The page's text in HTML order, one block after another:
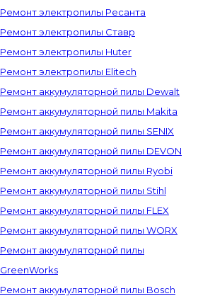
Ремонт электропилы Ресанта
Ремонт электропилы Ставр
Ремонт электропилы Huter
Ремонт электропилы Elitech
Ремонт аккумуляторной пилы Dewalt
Ремонт аккумуляторной пилы Makita
Ремонт аккумуляторной пилы SENIX
Ремонт аккумуляторной пилы DEVON
Ремонт аккумуляторной пилы Ryobi
Ремонт аккумуляторной пилы Stihl
Ремонт аккумуляторной пилы FLEX
Ремонт аккумуляторной пилы WORX
Ремонт аккумуляторной пилы
GreenWorks
Ремонт аккумуляторной пилы Bosch